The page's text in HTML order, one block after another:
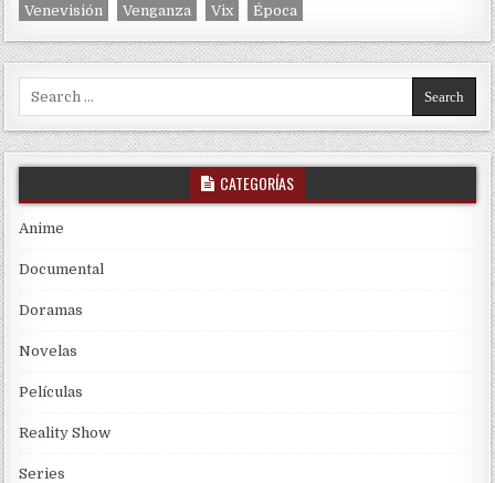
Venevisión Venganza Vix Época
CATEGORÍAS
Anime
Documental
Doramas
Novelas
Películas
Reality Show
Series